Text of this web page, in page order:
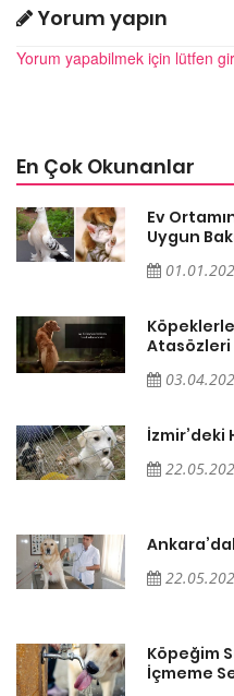
Yorum yapın
Yorum yapabilmek için lütfen
En Çok Okunanlar
Ev
Uygun
Atasözleri
İzmir’deki
Köpeğim
İçmeme